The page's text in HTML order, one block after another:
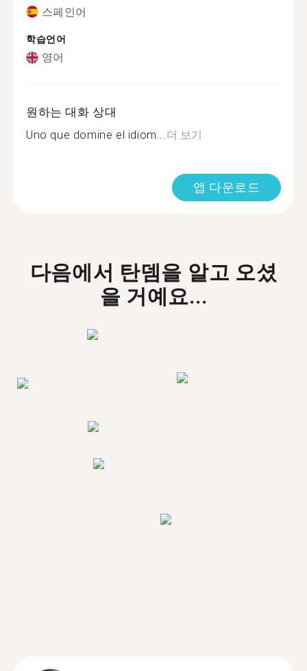
스페인어
학습언어
영어
원하는 대화 상대
Uno que domine el idiom...더 보기
앱 다운로드
다음에서 탄뎀을 알고 오셨
을 거예요...